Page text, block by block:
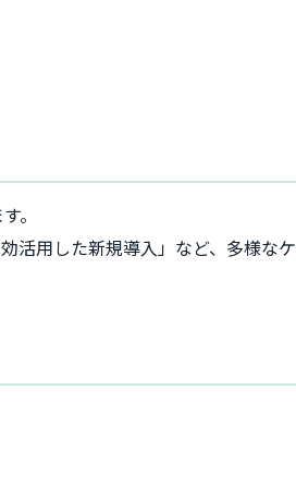
。
活用した新規導入」など、多様なケ